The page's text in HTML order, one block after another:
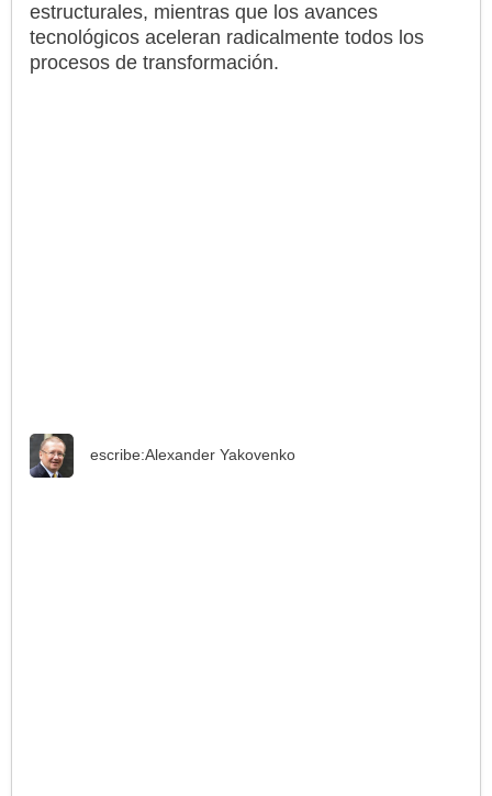
estructurales, mientras que los avances
tecnológicos aceleran radicalmente todos los
procesos de transformación.
escribe:Alexander Yakovenko